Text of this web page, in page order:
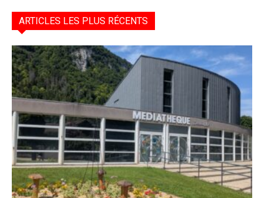
ARTICLES LES PLUS RÉCENTS